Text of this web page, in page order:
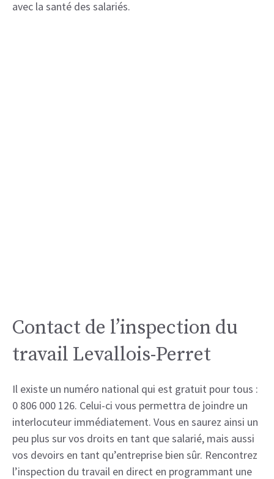
avec la santé des salariés.
Contact de l’inspection du
travail Levallois-Perret
Il existe un numéro national qui est gratuit pour tous :
0 806 000 126. Celui-ci vous permettra de joindre un
interlocuteur immédiatement. Vous en saurez ainsi un
peu plus sur vos droits en tant que salarié, mais aussi
vos devoirs en tant qu’entreprise bien sûr. Rencontrez
l’inspection du travail en direct en programmant une